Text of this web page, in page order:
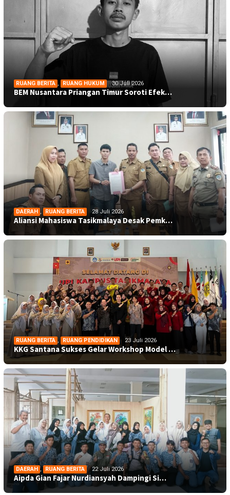
RUANG BERITA RUANG HUKUM 30 Juli 2026
BEM Nusantara Priangan Timur Soroti Efek…
DAERAH , RUANG BERITA 28 Juli 2026
Aliansi Mahasiswa Tasikmalaya Desak Pemk…
RUANG BERITA , RUANG PENDIDIKAN 23 Juli 2026
KKG Santana Sukses Gelar Workshop Model …
DAERAH , RUANG BERITA 22 Juli 2026
Aipda Gian Fajar Nurdiansyah Dampingi Si…